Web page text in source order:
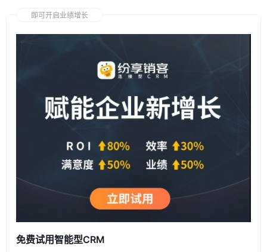
即可开启业绩增长
免费试用智能型CRM